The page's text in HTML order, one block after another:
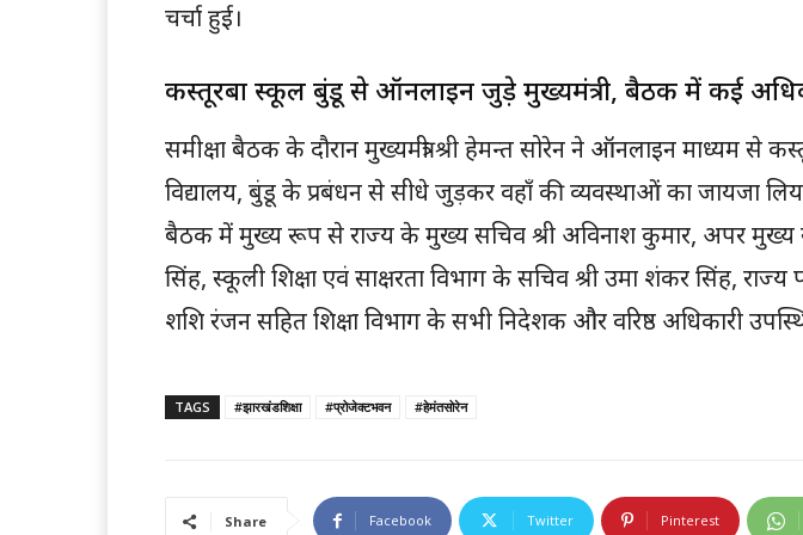
चर्चा हुई।
कस्तूरबा स्कूल बुंडू से ऑनलाइन जुड़े मुख्यमंत्री, बैठक में कई
समीक्षा बैठक के दौरान मुख्यमंत्री श्री हेमन्त सोरेन ने ऑनलाइन माध्यम से
विद्यालय, बुंडू के प्रबंधन से सीधे जुड़कर वहाँ की व्यवस्थाओं का जायजा
बैठक में मुख्य रूप से राज्य के मुख्य सचिव श्री अविनाश कुमार, अपर मुख्य
सिंह, स्कूली शिक्षा एवं साक्षरता विभाग के सचिव श्री उमा शंकर सिंह, राज्य
शशि रंजन सहित शिक्षा विभाग के सभी निदेशक और वरिष्ठ अधिकारी
TAGS #झारखंडशिक्षा #प्रोजेक्टभवन #हेमंतसोरेन
Share Facebook Twitter Pinterest